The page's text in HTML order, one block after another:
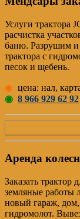
Услуги трактора
расчистка
баню. Разрушим и
трактора с
песок и щебень.
◉ цена: нал,
◉ 8 966 929 62 92
Аренда
Заказать
земляные
новый гараж,
гидромолот.